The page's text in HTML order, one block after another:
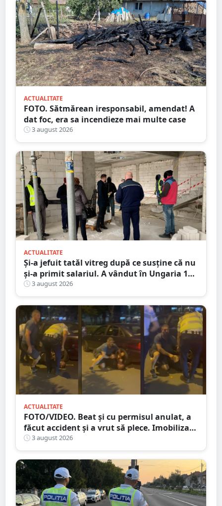
ACTUALITATE
FOTO. Sătmărean iresponsabil, amendat! A
dat foc, era sa incendieze mai multe case
3 august 2026
ACTUALITATE
Și-a jefuit tatăl vitreg după ce susține că nu
și-a primit salariul. A vândut în Ungaria 120
de role de vată și gresie de 7.000 de euro
3 august 2026
ACTUALITATE
FOTO/VIDEO. Beat și cu permisul anulat, a
făcut accident și a vrut să plece. Imobilizat
de trecători
3 august 2026